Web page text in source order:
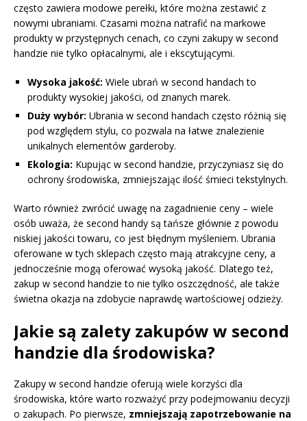
często zawiera modowe perełki, które można zestawić z
nowymi ubraniami. Czasami można natrafić na markowe
produkty w przystępnych cenach, co czyni zakupy w second
handzie nie tylko opłacalnymi, ale i ekscytującymi.
Wysoka jakość: Wiele ubrań w second handach to
produkty wysokiej jakości, od znanych marek.
Duży wybór: Ubrania w second handach często różnią się
pod względem stylu, co pozwala na łatwe znalezienie
unikalnych elementów garderoby.
Ekologia: Kupując w second handzie, przyczyniasz się do
ochrony środowiska, zmniejszając ilość śmieci tekstylnych.
Warto również zwrócić uwagę na zagadnienie ceny – wiele
osób uważa, że second handy są tańsze głównie z powodu
niskiej jakości towaru, co jest błędnym myśleniem. Ubrania
oferowane w tych sklepach często mają atrakcyjne ceny, a
jednocześnie mogą oferować wysoką jakość. Dlatego też,
zakup w second handzie to nie tylko oszczędność, ale także
świetna okazja na zdobycie naprawdę wartościowej odzieży.
Jakie są zalety zakupów w second
handzie dla środowiska?
Zakupy w second handzie oferują wiele korzyści dla
środowiska, które warto rozważyć przy podejmowaniu decyzji
o zakupach. Po pierwsze, zmniejszają zapotrzebowanie na